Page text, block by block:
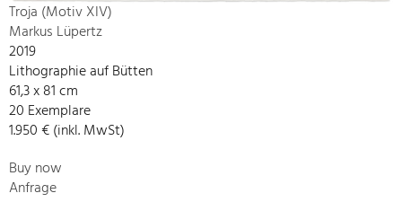
Troja (Motiv XIV)
Markus Lüpertz
2019
Lithographie auf Bütten
61,3 x 81 cm
20 Exemplare
1.950 € (inkl. MwSt)
Buy now
Anfrage